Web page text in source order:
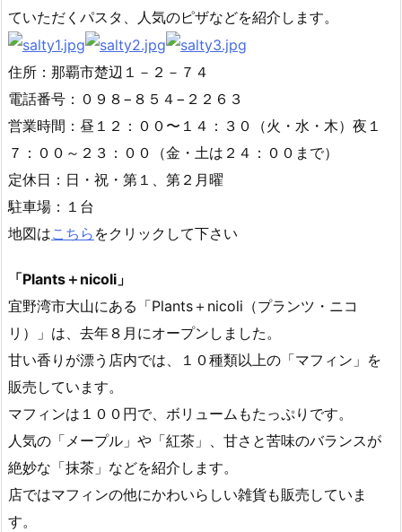
ていただくパスタ、人気のピザなどを紹介します。
住所：那覇市楚辺１－２－７４
電話番号：０９８−８５４−２２６３
営業時間：昼１２：００〜１４：３０（火・水・木）夜１
７：００～２３：００（金・土は２４：００まで）
定休日：日・祝・第１、第２月曜
駐車場：１台
地図はこちら をクリックして下さい
「Plants＋nicoli」
宜野湾市大山にある「Plants＋nicoli（プランツ・ニコ
リ）」は、去年８月にオープンしました。
甘い香りが漂う店内では、１０種類以上の「マフィン」を
販売しています。
マフィンは１００円で、ボリュームもたっぷりです。
人気の「メープル」や「紅茶」、甘さと苦味のバランスが
絶妙な「抹茶」などを紹介します。
店ではマフィンの他にかわいらしい雑貨も販売していま
す。